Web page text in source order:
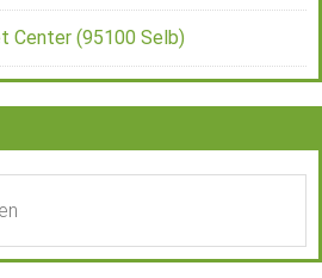
Center (95100 Selb)